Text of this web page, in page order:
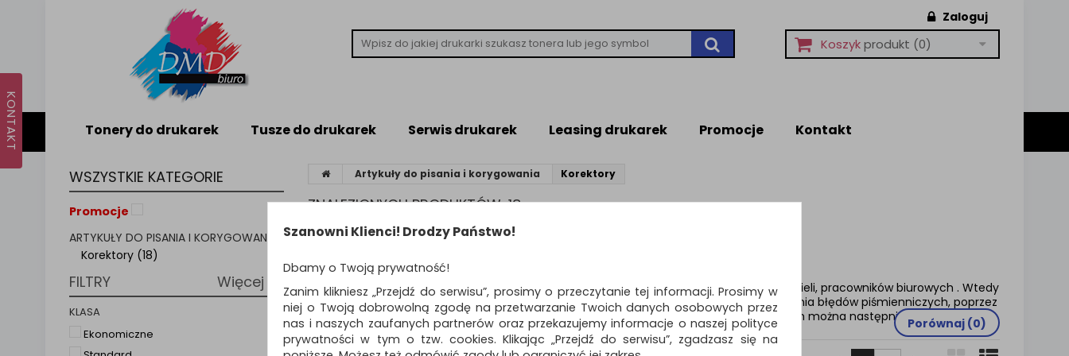
Zaloguj
Koszykprodukt (0)
Tonery do drukarek Tusze do drukarek Serwis drukarek Leasing drukarek Promocje Kontakt
WSZYSTKIE KATEGORIE
Promocje
ARTYKUŁY DO PISANIA I KORYGOWANIA
Korektory (18)
FILTRY Więcej
KLASA
Ekonomiczne
Artykuły do pisania i korygowania Korektory
ZNALEZIONYCH PRODUKTÓW: 18
Pokreślone nieestetycznie zeszyty, notatniki czy dokumenty to zmora rodziców, nauczycieli, pracowników biurowych . Wtedy
na ratunek przychodzą właśnie korektory. Korektory to produkty, które służą do poprawiania błędów piśmienniczych, poprzez
"zamalowanie" niechcianego fragmentu szybkoschnącym płynem lub taśmą, po których można następnie pisać.Porównaj (0)
Szanowni Klienci! Drodzy Państwo!
Dbamy o Twoją prywatność!
Zanim klikniesz „Przejdź do serwisu”, prosimy o przeczytanie tej informacji. Prosimy w
niej o Twoją dobrowolną zgodę na przetwarzanie Twoich danych osobowych przez
nas i naszych zaufanych partnerów oraz przekazujemy informacje o naszej polityce
prywatności w tym o tzw. cookies. Klikając „Przejdź do serwisu”, zgadzasz się na